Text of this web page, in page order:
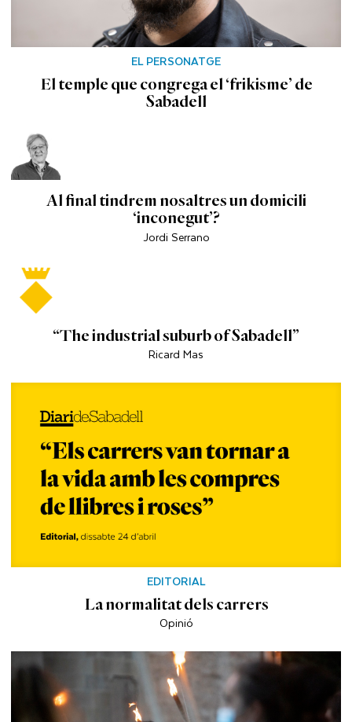
EL PERSONATGE
El temple que congrega el ‘frikisme’ de
Sabadell
Al final tindrem nosaltres un domicili
‘inconegut’?
Jordi Serrano
“The industrial suburb of Sabadell”
Ricard Mas
EDITORIAL
La normalitat dels carrers
Opinió